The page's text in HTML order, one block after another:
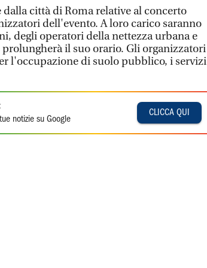
dalla città di Roma relative al concerto
dell'evento. A loro carico saranno
degli operatori della nettezza urbana e
il suo orario. Gli organizzatori
l'occupazione di suolo pubblico, i servizi
notizie su Google
CLICCA QUI